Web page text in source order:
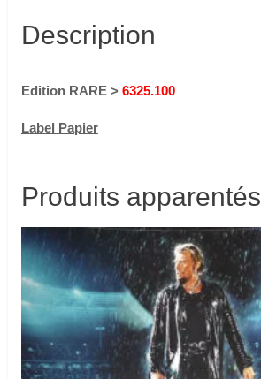
Description
Edition RARE > 6325.100
Label Papier
Produits apparentés